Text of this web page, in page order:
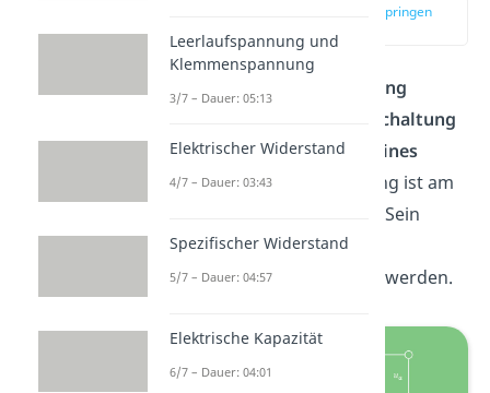
zur Stelle im Video springen
Ein
Tiefpassfilter 1. Ordnung
Reihenschaltung
eines Widerstandes und eines
Kondensators.
Sein Eingang ist am
Widerstand gegen Masse. Sein
Ausgangssignal kann am
Kondensator entnommen werden.
Leerlaufspannung und
Klemmenspannung
3/7 – Dauer: 05:13
Elektrischer Widerstand
4/7 – Dauer: 03:43
Spezifischer Widerstand
5/7 – Dauer: 04:57
Elektrische Kapazität
6/7 – Dauer: 04:01